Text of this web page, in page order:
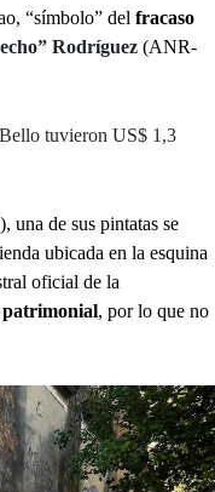
“símbolo” del fracaso
Rodríguez (ANR-
tuvieron US$ 1,3
una de sus pintatas se
ubicada en la esquina
oficial de la
patrimonial, por lo que no